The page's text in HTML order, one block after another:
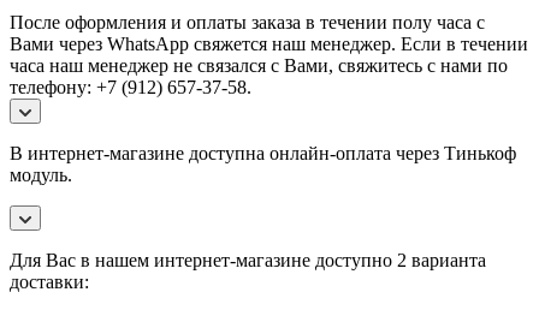
После оформления и оплаты заказа в течении полу часа с
Вами через WhatsApp свяжется наш менеджер. Если в течении
часа наш менеджер не связался с Вами, свяжитесь с нами по
телефону: +7 (912) 657-37-58.
В интернет-магазине доступна онлайн-оплата через Тинькоф
модуль.
Для Вас в нашем интернет-магазине доступно 2 варианта
доставки: